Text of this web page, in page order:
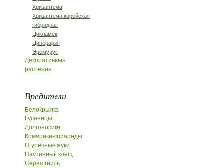
Хризантема
Хризантема корейская
гибридная
Цикламен
Цинерария
Эремурус
Декоративные
растения
Вредители
Белокрылка
Гусеницы
Долгоносики
Комарики-сциариды
Огуречные жуки
Паутинный клещ
Серая гниль